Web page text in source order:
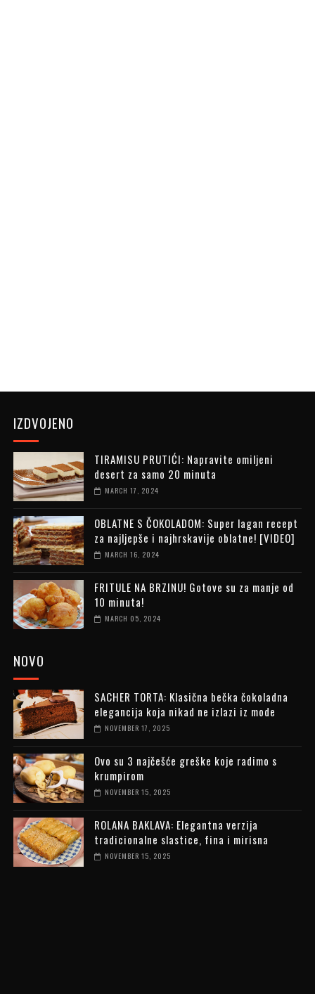
IZDVOJENO
TIRAMISU PRUTIĆI: Napravite omiljeni
desert za samo 20 minuta
MARCH 17, 2024
OBLATNE S ČOKOLADOM: Super lagan recept
za najljepše i najhrskavije oblatne! [VIDEO]
MARCH 16, 2024
FRITULE NA BRZINU! Gotove su za manje od
10 minuta!
MARCH 05, 2024
NOVO
SACHER TORTA: Klasična bečka čokoladna
elegancija koja nikad ne izlazi iz mode
NOVEMBER 17, 2025
Ovo su 3 najčešće greške koje radimo s
krumpirom
NOVEMBER 15, 2025
ROLANA BAKLAVA: Elegantna verzija
tradicionalne slastice, fina i mirisna
NOVEMBER 15, 2025